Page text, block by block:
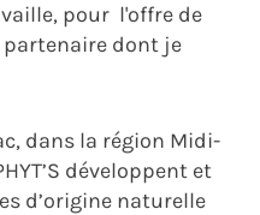
pour l'offre de
partenaire dont je
dans la région Midi-
développent et
d’origine naturelle